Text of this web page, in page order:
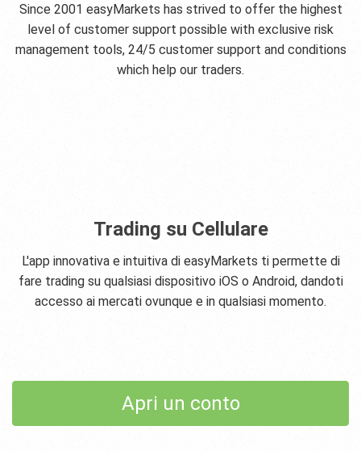
Since 2001 easyMarkets has strived to offer the highest
level of customer support possible with exclusive risk
management tools, 24/5 customer support and conditions
which help our traders.
Trading su Cellulare
L'app innovativa e intuitiva di easyMarkets ti permette di
fare trading su qualsiasi dispositivo iOS o Android, dandoti
accesso ai mercati ovunque e in qualsiasi momento.
Apri un conto